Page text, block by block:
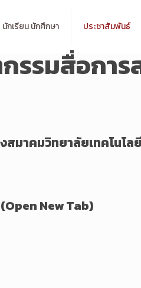
นักเรียน นักศึกษา ประชาสัมพันธ์
รรมสื่อการ
มาคมวิทยาลัยเทคโนโล
New Tab)